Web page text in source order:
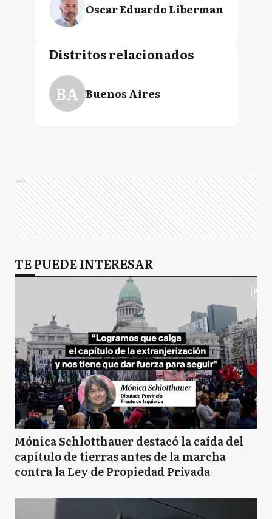
Oscar Eduardo Liberman
Distritos relacionados
BA Buenos Aires
Ads
TE PUEDE INTERESAR
Mónica Schlotthauer destacó la caída del
capítulo de tierras antes de la marcha
contra la Ley de Propiedad Privada